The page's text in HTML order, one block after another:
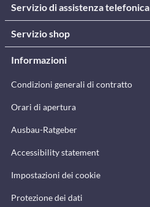
Servizio di assistenza telefonica
Servizio shop
Informazioni
Condizioni generali di contratto
Orari di apertura
Ausbau-Ratgeber
Accessibility statement
Impostazioni dei cookie
Protezione dei dati